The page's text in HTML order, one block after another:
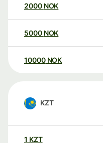
2000 NOK
5000 NOK
10000 NOK
KZT
1 KZT